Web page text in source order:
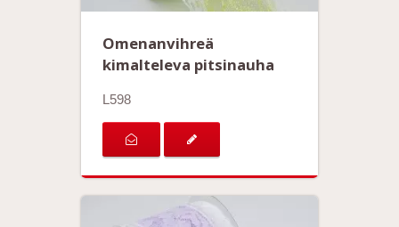
Omenanvihreä
kimalteleva pitsinauha
L598